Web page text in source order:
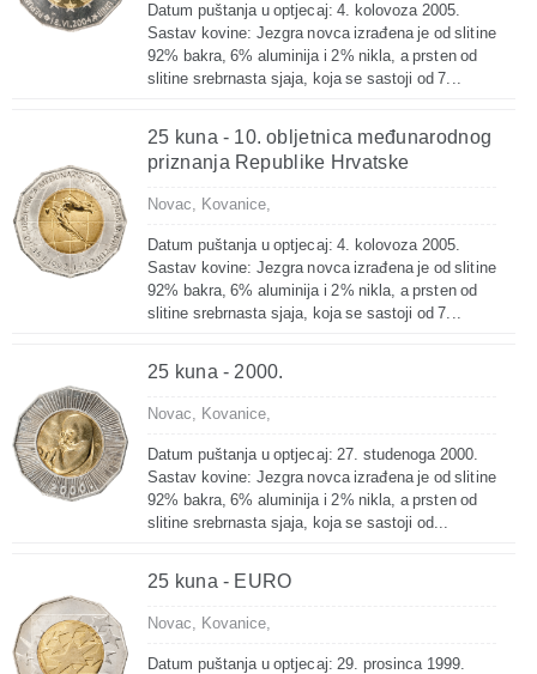
Datum puštanja u optjecaj: 4. kolovoza 2005.
Sastav kovine: Jezgra novca izrađena je od slitine
92% bakra, 6% aluminija i 2% nikla, a prsten od
slitine srebrnasta sjaja, koja se sastoji od 7...
25 kuna - 10. obljetnica međunarodnog
priznanja Republike Hrvatske
Novac, Kovanice,
Datum puštanja u optjecaj: 4. kolovoza 2005.
Sastav kovine: Jezgra novca izrađena je od slitine
92% bakra, 6% aluminija i 2% nikla, a prsten od
slitine srebrnasta sjaja, koja se sastoji od 7...
25 kuna - 2000.
Novac, Kovanice,
Datum puštanja u optjecaj: 27. studenoga 2000.
Sastav kovine: Jezgra novca izrađena je od slitine
92% bakra, 6% aluminija i 2% nikla, a prsten od
slitine srebrnasta sjaja, koja se sastoji od...
25 kuna - EURO
Novac, Kovanice,
Datum puštanja u optjecaj: 29. prosinca 1999.